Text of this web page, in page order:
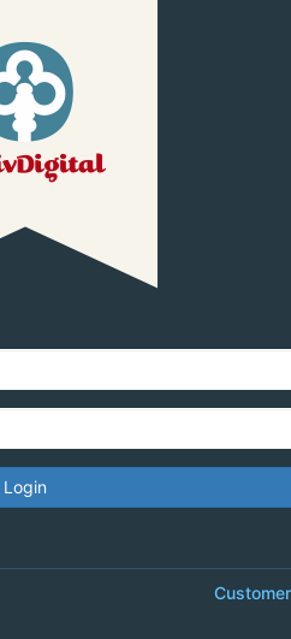
Login